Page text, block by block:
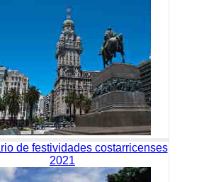
de festividades costarricenses
2021